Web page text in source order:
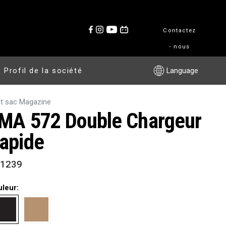
Contactez
- nous
Profil de la société Language
sac Magazine
572 Double Chargeur